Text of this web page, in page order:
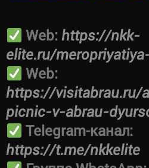
Web: https://nkk-
elite.ru/
Web:
https://visitabrau.ru/
picnic-v-abrau-
Telegram-канал:
https://t.me/nkkelite